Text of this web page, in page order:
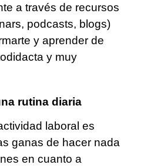
a través de recursos
podcasts, blogs)
y aprender de
y muy
rutina diaria
laboral es
ganas de hacer nada
en cuanto a